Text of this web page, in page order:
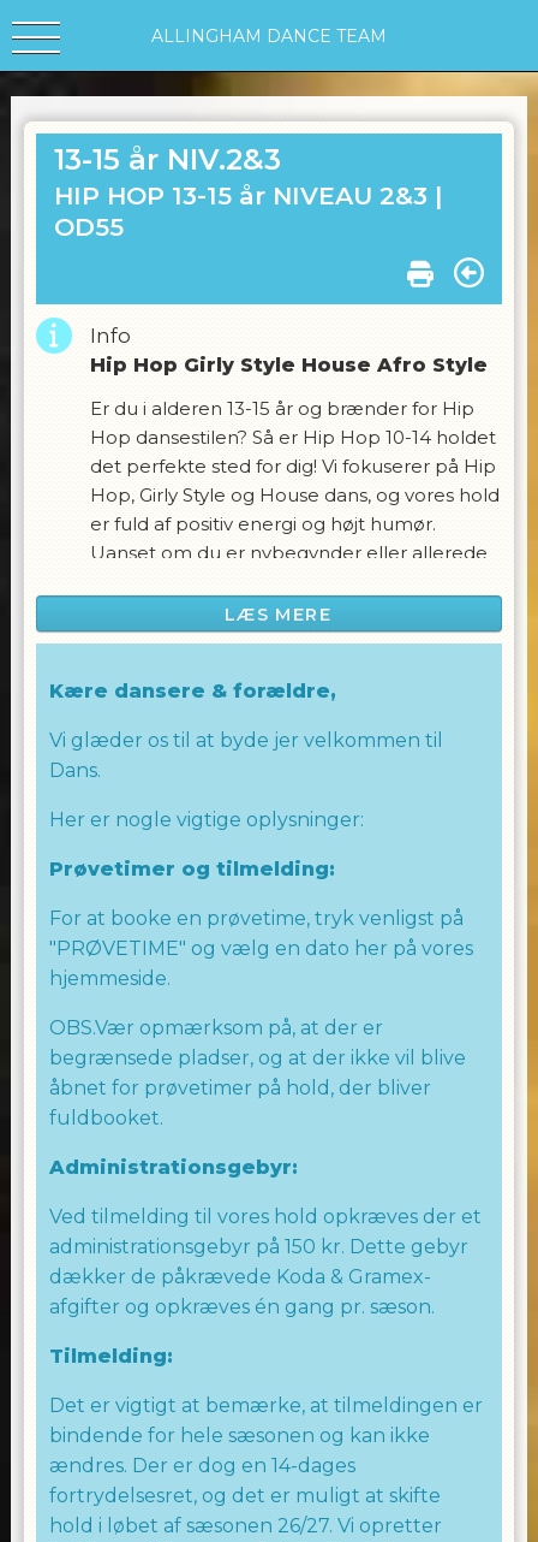
ALLINGHAM DANCE TEAM
13-15 år NIV.2&3
HIP HOP 13-15 år NIVEAU 2&3 |
OD55
Info
Hip Hop Girly Style House Afro Style
Er du i alderen 13-15 år og brænder for Hip
Hop dansestilen? Så er Hip Hop 10-14 holdet
det perfekte sted for dig! Vi fokuserer på Hip
Hop, Girly Style og House dans, og vores hold
er fuld af positiv energi og højt humør.
Uanset om du er nybegynder eller allerede
opmuntret til at udforske forskellige Hip Hop
stilarter.
Vores instruktører er engagerede i at skabe
udvikle dine dansefærdigheder og udfolde
dit potentiale som danser. Dette hold
vokse sammen som et dansefællesskab.
Kom med på holdet og lad os sammen
skabe magi på dansegulvet! Uanset om du
drømmer om at blive den næste
dansestjerne eller bare ønsker at have det
sjovt og udtrykke dig gennem dans, vil Hip
Hop 13-15 holdet være det perfekte sted for
dig.
Tilmeld dig i dag og lad os danse os sammen.
WE LOVE TO DANCE
LÆS MERE
Kære dansere & forældre,
Vi glæder os til at byde jer velkommen til
Dans.
Her er nogle vigtige oplysninger:
Prøvetimer og tilmelding:
For at booke en prøvetime, tryk venligst på
"PRØVETIME" og vælg en dato her på vores
hjemmeside.
OBS.Vær opmærksom på, at der er
begrænsede pladser, og at der ikke vil blive
åbnet for prøvetimer på hold, der bliver
fuldbooket.
Administrationsgebyr:
Ved tilmelding til vores hold opkræves der et
administrationsgebyr på 150 kr. Dette gebyr
dækker de påkrævede Koda & Gramex-
afgifter og opkræves én gang pr. sæson.
Tilmelding:
Det er vigtigt at bemærke, at tilmeldingen er
bindende for hele sæsonen og kan ikke
ændres. Der er dog en 14-dages
fortrydelsesret, og det er muligt at skifte
hold i løbet af sæsonen 26/27. Vi opretter